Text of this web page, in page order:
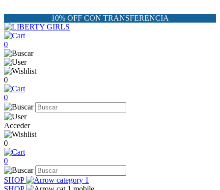
10% OFF CON TRANSFERENCIA
0
0
0
Acceder
0
0
SHOP